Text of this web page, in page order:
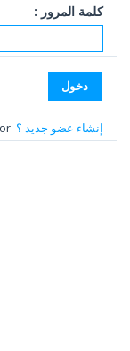
كلمة المرور :
إنشاء عضو جديد ؟or